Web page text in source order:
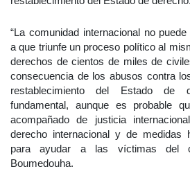
“La comunidad internacional no
a que triunfe un proceso político al
derechos de cientos de miles de
consecuencia de los abusos contra
restablecimiento del Estado de
fundamental, aunque es probable
acompañado de justicia
derecho internacional y de medidas
para ayudar a las víctimas del
Boumedouha.